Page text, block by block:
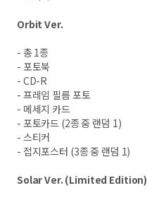
Orbit Ver.
- 총 1종
- 포토북
- CD-R
- 프레임 필름 포토
- 메세지 카드
- 포토카드 (2종 중 랜덤 1)
- 스티커
- 접지포스터 (3종 중 랜덤 1)
Solar Ver. (Limited Edition)